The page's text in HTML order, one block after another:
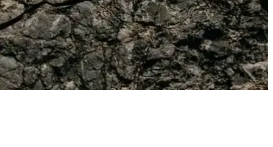
alışveriş için detaylar burada.